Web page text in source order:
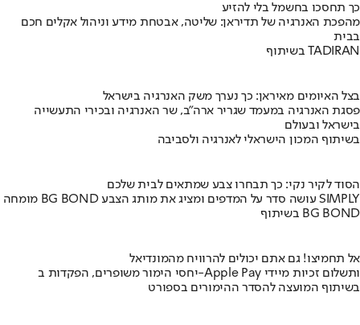
כך תחסכו בחשמל בלי להזיע
מהפכת האנרגיה של תדיראן: שליטה, אבטחת מידע וניהול אקלים חכם
בבית
בשיתוף TADIRAN
בצל האיומים מאיראן: כך נערך משק האנרגיה בישראל
פסגת האנרגיה במעמד שגריר ארה"ב, שר האנרגיה ובכירי התעשייה
בישראל ובעולם
בשיתוף המכון הישראלי לאנרגיה ולסביבה
הסוד לקיר נקי: כך תבחרו צבע שמתאים לבית שלכם
מומחה BG BOND עושה סדר על המדפים ומציג את מותג הצבע SIMPLY
בשיתוף BG BOND
אל תחמיצו! גם אתם יכולים להרוויח מהמונדיאל
יחסי הימור משופרים, הפקדות ב-Apple Pay ותשלום זכיות מיידי
בשיתוף המועצה להסדר ההימורים בספורט